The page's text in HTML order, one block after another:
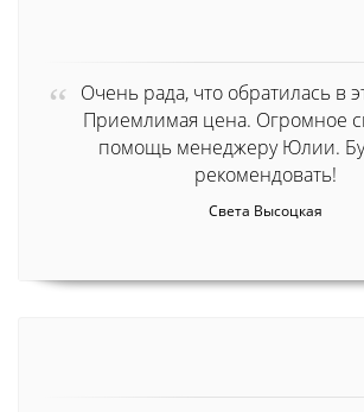
Очень рада, что обратилась в
Приемлимая цена. Огромное
помощь менеджеру Юлии.
рекомендовать!
Света Высоцкая